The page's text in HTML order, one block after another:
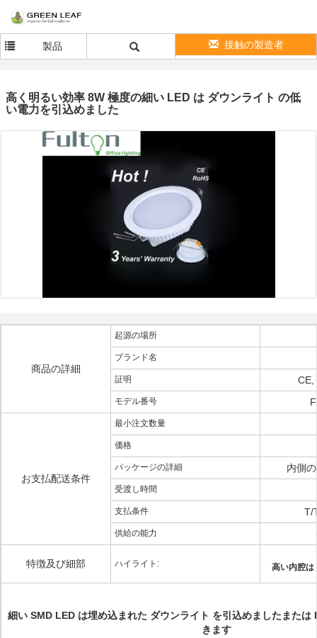
製品 接触の製造者
高く明るい効率 8W 極度の細い LED は ダウンライト の低
い電力を引込めました
商品の詳細
起源の場所
ブランド名
証明 CE,
モデル番号
お支払配送条件
最小注文数量
価格
パッケージの詳細 内側
受渡し時間
支払条件 T/
供給の能力
特徴及び細部 ハイライト: 高い内腔は
細い SMD LED は埋め込まれた ダウンライト を引込めましたまたは
きます